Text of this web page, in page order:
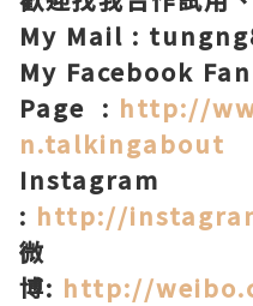
My Mail :
My Facebook Fan
Page : http://
n.talkingabout
Instagram
: http://
微
博: http://